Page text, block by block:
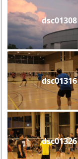
dsc01308
dsc01316
dsc01326